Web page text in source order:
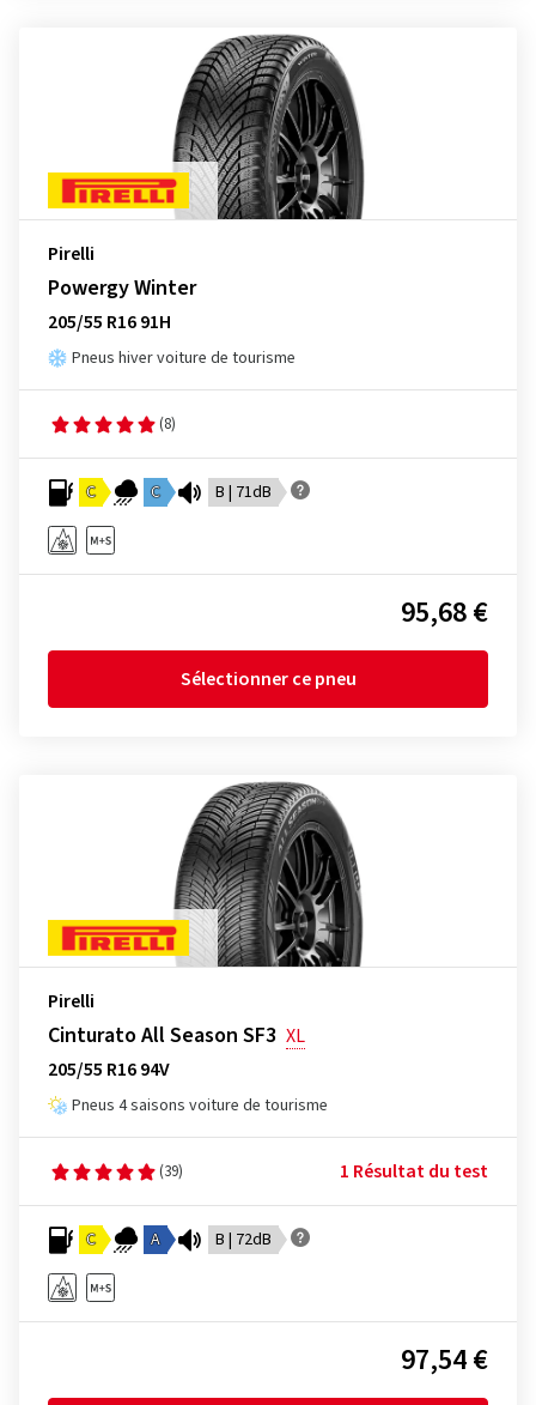
Pirelli
Powergy Winter
205/55 R16 91H
Pneus hiver voiture de tourisme
(8)
C C B | 71dB
95,68 €
Sélectionner ce pneu
Pirelli
Cinturato All Season SF3 XL
205/55 R16 94V
Pneus 4 saisons voiture de tourisme
(39) 1 Résultat du test
C A B | 72dB
97,54 €